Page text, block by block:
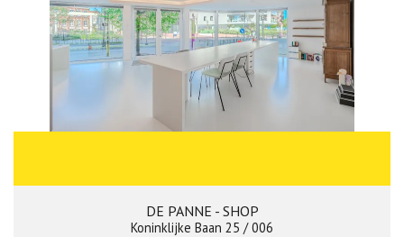
DE PANNE - SHOP
Koninklijke Baan 25 / 006